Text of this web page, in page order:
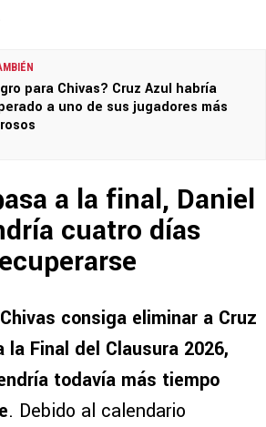
para Chivas? Cruz Azul habría
a uno de sus jugadores más
a la final, Daniel
cuatro días
consiga eliminar a Cruz
la Final del Clausura 2026,
todavía más tiempo
. Debido al calendario